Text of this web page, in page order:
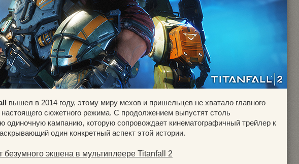
вышел в 2014 году, этому миру мехов и пришельцев не хватало главного
настоящего сюжетного режима. С продолжением выпустят столь
одиночную кампанию, которую сопровождает кинематографичный трейлер к
один конкретный аспект этой истории.
безумного экшена в мультиплеере Titanfall 2